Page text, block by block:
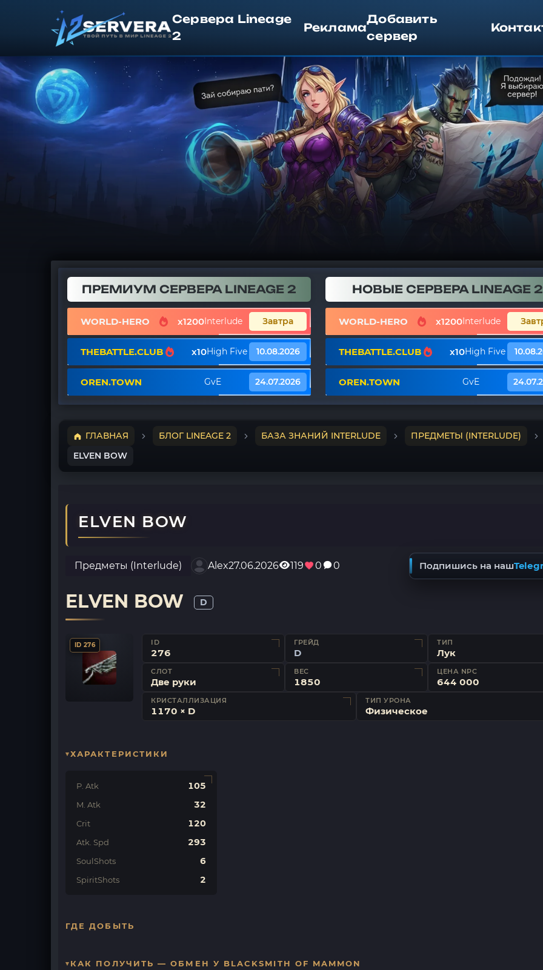
Сервера Lineage
2
Реклама
Добавить
сервер
ПРЕМИУМ СЕРВЕРА LINEAGE 2
WORLD-HERO x1200Interlude Завтра
THEBATTLE.CLUB x10High Five 10.08.2026
OREN.TOWN GvE 24.07.2026
НОВЫЕ СЕРВЕРА LINEAGE 2
WORLD-HERO x1200Interlude
THEBATTLE.CLUB x10High Five
OREN.TOWN GvE
ГЛАВНАЯ БЛОГ LINEAGE 2 БАЗА ЗНАНИЙ INTERLUDE
ПРЕДМЕТЫ (INTERLUDE)
ELVEN BOW
ELVEN BOW
Предметы (Interlude) Alex27.06.2026 119 0 0 Подпишись на наш
ELVEN BOW D
ID 276 ID
276
ГРЕЙД
D
ТИП
Лук
СЛОТ
Две руки
ВЕС
1850
ЦЕНА NPC
644 000
КРИСТАЛЛИЗАЦИЯ
1170 × D
ТИП УРОНА
Физическое
ХАРАКТЕРИСТИКИ
P. Atk 105
M. Atk 32
Crit 120
Atk. Spd 293
SoulShots 6
SpiritShots 2
ГДЕ ДОБЫТЬ
КАК ПОЛУЧИТЬ — ОБМЕН У BLACKSMITH OF MAMMON